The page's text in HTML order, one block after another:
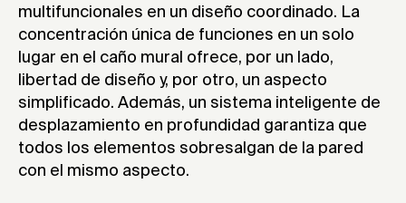
multifuncionales en un diseño coordinado. La
concentración única de funciones en un solo
lugar en el caño mural ofrece, por un lado,
libertad de diseño y, por otro, un aspecto
simplificado. Además, un sistema inteligente de
desplazamiento en profundidad garantiza que
todos los elementos sobresalgan de la pared
con el mismo aspecto.